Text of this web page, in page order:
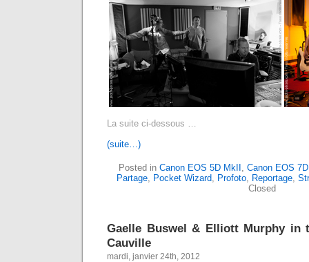
La suite ci-dessous …
(suite…)
Posted in Canon EOS 5D MkII , Canon EOS 7D
Partage, Pocket Wizard, Profoto, Reportage,
Closed
Gaelle Buswel & Elliott Murphy in
Cauville
mardi, janvier 24th, 2012